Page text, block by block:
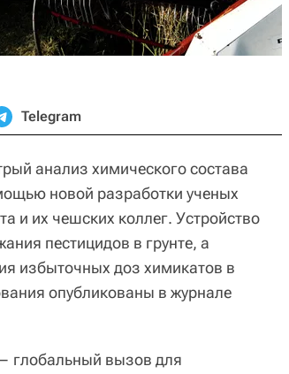
Telegram
анализ химического состава
новой разработки ученых
и их чешских коллег. Устройство
пестицидов в грунте, а
избыточных доз химикатов в
опубликованы в журнале
глобальный вызов для